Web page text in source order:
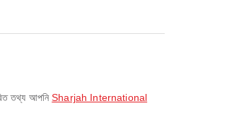
তথ্য আপনিSharjah International